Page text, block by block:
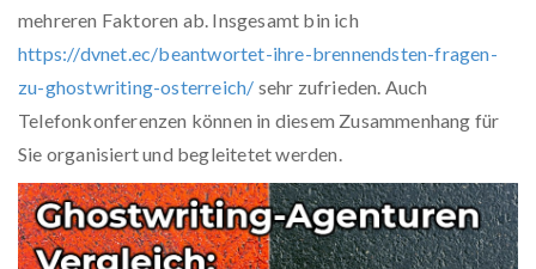
mehreren Faktoren ab. Insgesamt bin ich
https://dvnet.ec/beantwortet-ihre-brennendsten-fragen-
zu-ghostwriting-osterreich/ sehr zufrieden. Auch
Telefonkonferenzen können in diesem Zusammenhang für
Sie organisiert und begleitetet werden.